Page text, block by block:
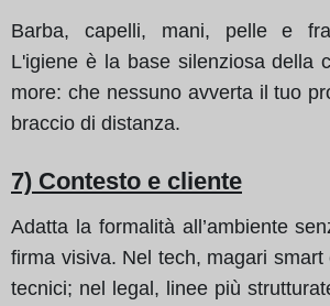
Barba, capelli, mani, pelle e
L'igiene è la base silenziosa della
more: che nessuno avverta il tuo
braccio di distanza.
7) Contesto e cliente
Adatta la formalità all’ambiente
firma visiva. Nel tech, magari smart
tecnici; nel legal, linee più